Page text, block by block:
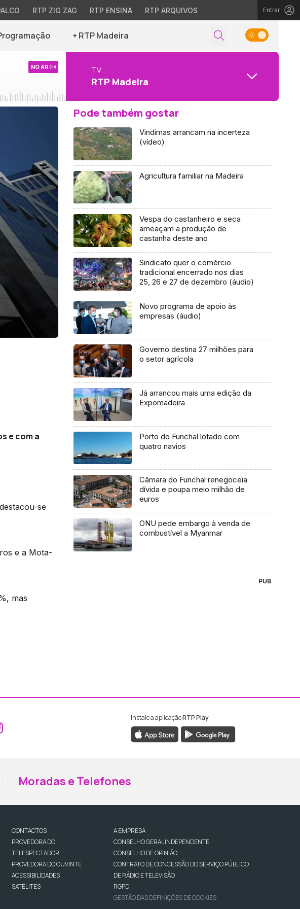
RTP ZIG ZAG RTP ENSINA RTP ARQUIVOS Entrar
+ RTP Madeira
NO AR TV
RTP Madeira
e com a
se
e a Mota-
mas
Pode também gostar
Vindimas arrancam na incerteza
(vídeo)
Agricultura familiar na Madeira
Vespa do castanheiro e seca
ameaçam a produção de
castanha deste ano
Sindicato quer o comércio
tradicional encerrado nos dias
25, 26 e 27 de dezembro (áudio)
Novo programa de apoio às
empresas (áudio)
Governo destina 27 milhões para
o setor agrícola
Já arrancou mais uma edição da
Expomadeira
Porto do Funchal lotado com
quatro navios
Câmara do Funchal renegoceia
dívida e poupa meio milhão de
euros
ONU pede embargo à venda de
combustível a Myanmar
PUB
ao Facebook da RTP Madeira
Aceder ao Instagram da RTP Madeira
Instale a aplicaçãoRTP Play
Moradas e Telefones
CONTACTOS
PROVEDORA DO
TELESPECTADOR
PROVEDORA DO OUVINTE
ACESSIBILIDADES
SATÉLITES
A EMPRESA
CONSELHO GERAL INDEPENDENTE
CONSELHO DE OPINIÃO
CONTRATO DE CONCESSÃO DO SERVIÇO PÚBLICO
DE RÁDIO E TELEVISÃO
RGPD
GESTÃO DAS DEFINIÇÕES DE COOKIES